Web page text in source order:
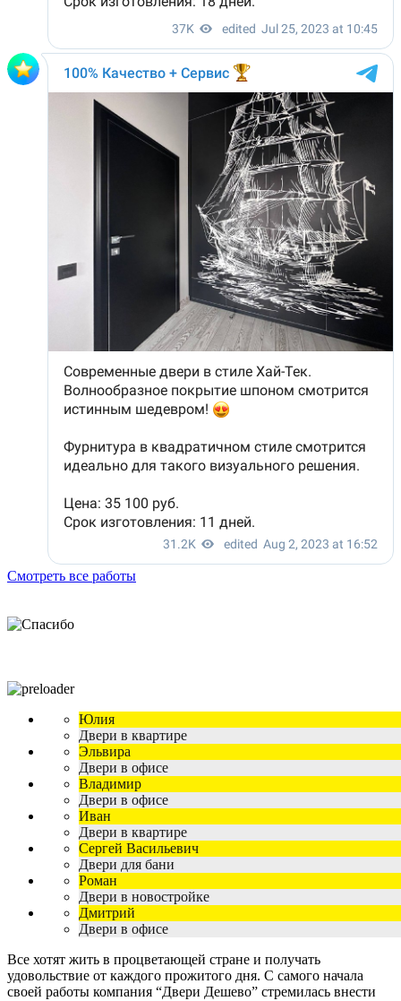
Смотреть все работы
Юлия
Двери в квартире
Эльвира
Двери в офисе
Владимир
Двери в офисе
Иван
Двери в квартире
Сергей Васильевич
Двери для бани
Роман
Двери в новостройке
Дмитрий
Двери в офисе
Все хотят жить в процветающей стране и получать
удовольствие от каждого прожитого дня. С самого начала
своей работы компания “Двери Дешево” стремилась внести